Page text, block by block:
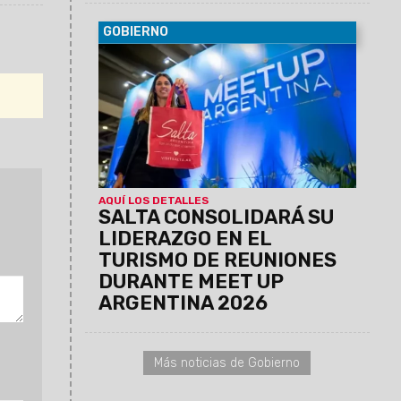
GOBIERNO
AQUÍ LOS DETALLES
SALTA CONSOLIDARÁ SU
LIDERAZGO EN EL
TURISMO DE REUNIONES
DURANTE MEET UP
ARGENTINA 2026
05/08/2026 El Gobierno provincial y el
sector privado desplegarán una intensa
agenda de negocios en Buenos Aires,
que incluirá la asamblea del CFT y un
encuentro clave sobre estadísticas
turísticas federales.
Más noticias de Gobierno